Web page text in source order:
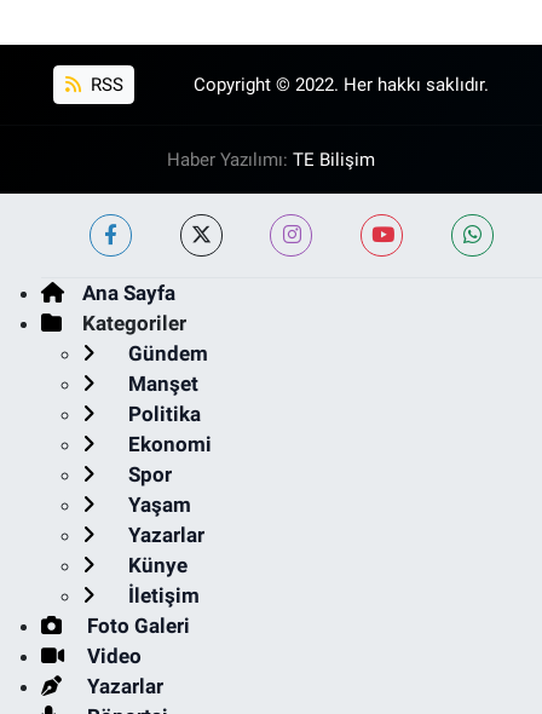
RSS Copyright © 2022. Her hakkı saklıdır.
Haber Yazılımı: TE Bilişim
Ana Sayfa
Kategoriler
Gündem
Manşet
Politika
Ekonomi
Spor
Yaşam
Yazarlar
Künye
İletişim
Foto Galeri
Video
Yazarlar